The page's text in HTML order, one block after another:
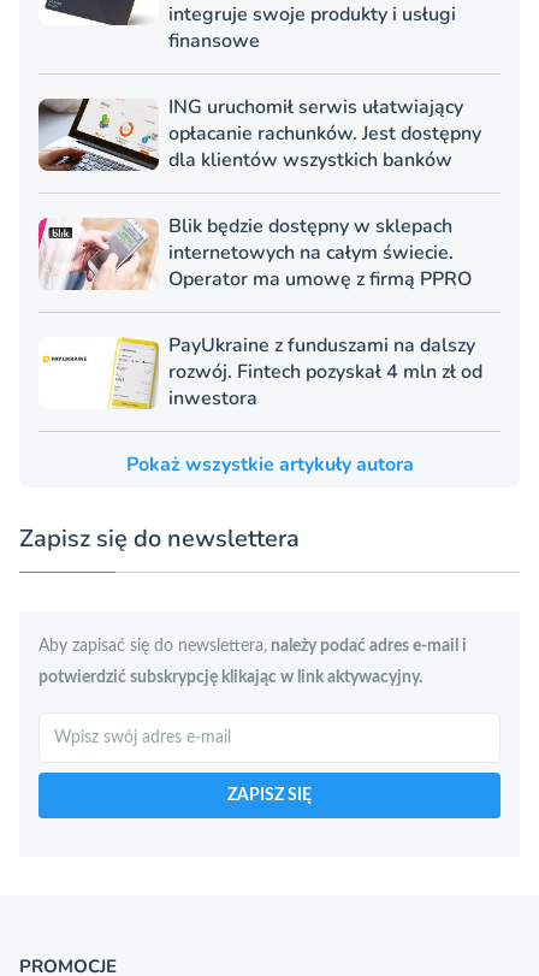
integruje swoje produkty i usługi
finansowe
ING uruchomił serwis ułatwiający
opłacanie rachunków. Jest dostępny
dla klientów wszystkich banków
Blik będzie dostępny w sklepach
internetowych na całym świecie.
Operator ma umowę z firmą PPRO
PayUkraine z funduszami na dalszy
rozwój. Fintech pozyskał 4 mln zł od
inwestora
Pokaż wszystkie artykuły autora
Zapisz się do newslettera
Aby zapisać się do newslettera, należy podać adres e-mail i
potwierdzić subskrypcję klikając w link aktywacyjny.
ZAPISZ SIĘ
PROMOCJE